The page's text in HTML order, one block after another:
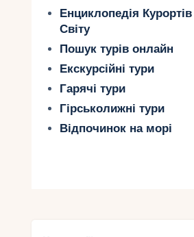
Енциклопедія Курортів
Світу
Пошук турів онлайн
Екскурсійні тури
Гарячі тури
Гірськолижні тури
Відпочинок на морі